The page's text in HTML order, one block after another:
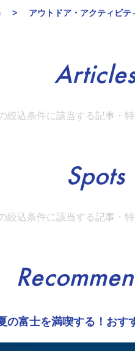
アウトドア・アクティビテ
絞込条件に該当する記事・
Spots
絞込条件に該当する記事・
の富士を満喫する！おす